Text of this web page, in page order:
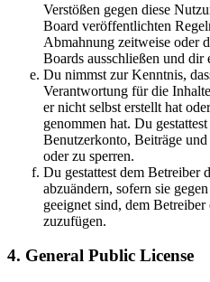
Verstößen gegen diese
Board veröffentlichten
Abmahnung zeitweise oder
Boards ausschließen und dir
Du nimmst zur Kenntnis,
Verantwortung für die
er nicht selbst erstellt hat
genommen hat. Du
Benutzerkonto, Beiträge
oder zu sperren.
Du gestattest dem Betreiber
abzuändern, sofern sie
geeignet sind, dem
zuzufügen.
4. General Public License